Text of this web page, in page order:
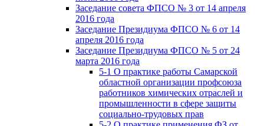
Заседание совета ФПСО № 3 от 14 апреля
2016 года
Заседание Президиума ФПСО № 6 от 14
апреля 2016 года
Заседание Президиума ФПСО № 5 от 24
марта 2016 года
5-1 О практике работы Самарской
областной организации профсоюза
работников химических отраслей и
промышленности в сфере защиты
социально-трудовых прав